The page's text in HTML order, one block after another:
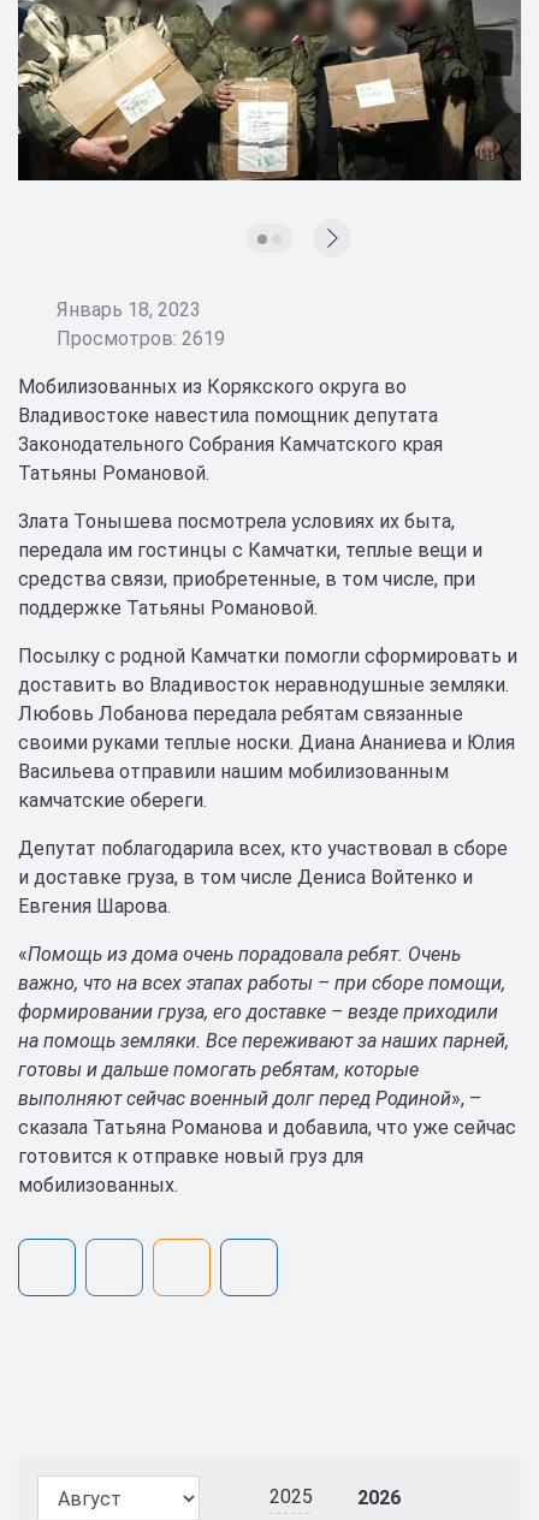
2025 2026
Январь 18, 2023
Просмотров: 2619
Мобилизованных из Корякского округа во
Владивостоке навестила помощник депутата
Законодательного Собрания Камчатского края
Татьяны Романовой.
Злата Тонышева посмотрела условиях их быта,
передала им гостинцы с Камчатки, теплые вещи и
средства связи, приобретенные, в том числе, при
поддержке Татьяны Романовой.
Посылку с родной Камчатки помогли сформировать и
доставить во Владивосток неравнодушные земляки.
Любовь Лобанова передала ребятам связанные
своими руками теплые носки. Диана Ананиева и Юлия
Васильева отправили нашим мобилизованным
камчатские обереги.
Депутат поблагодарила всех, кто участвовал в сборе
и доставке груза, в том числе Дениса Войтенко и
Евгения Шарова.
«Помощь из дома очень порадовала ребят. Очень
важно, что на всех этапах работы – при сборе помощи,
формировании груза, его доставке – везде приходили
на помощь земляки. Все переживают за наших парней,
готовы и дальше помогать ребятам, которые
выполняют сейчас военный долг перед Родиной», –
сказала Татьяна Романова и добавила, что уже сейчас
готовится к отправке новый груз для
мобилизованных.